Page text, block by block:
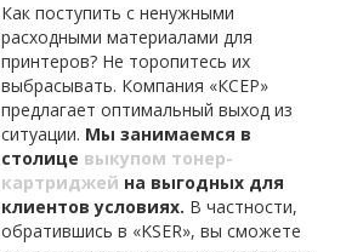
Как поступить с ненужными
расходными материалами для
принтеров? Не торопитесь их
выбрасывать. Компания «КСЕР»
предлагает оптимальный выход из
ситуации. Мы занимаемся в
столице выкупом тонер-
картриджей на выгодных для
клиентов условиях. В частности,
обратившись в «KSER», вы сможете